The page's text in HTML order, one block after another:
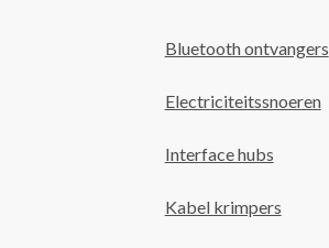
Bluetooth ontvangers
Electriciteitssnoeren
Interface hubs
Kabel krimpers